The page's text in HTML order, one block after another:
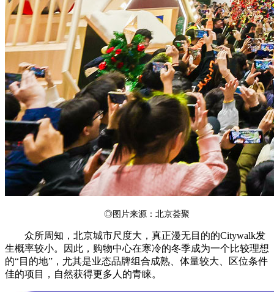
◎图片来源：北京荟聚
众所周知，北京城市尺度大，真正漫无目的的Citywalk发
生概率较小。因此，购物中心在寒冷的冬季成为一个比较理想
的“目的地”，尤其是业态品牌组合成熟、体量较大、区位条件
佳的项目，自然获得更多人的青睐。